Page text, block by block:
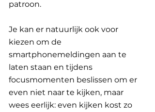
patroon.
Je kan er natuurlijk ook voor
kiezen om de
smartphonemeldingen aan te
laten staan en tijdens
focusmomenten beslissen om er
even niet naar te kijken, maar
wees eerlijk: even kijken kost zo